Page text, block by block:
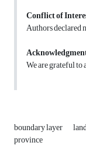
Conflict of
Authors declared
We are grateful
boundary layer
province